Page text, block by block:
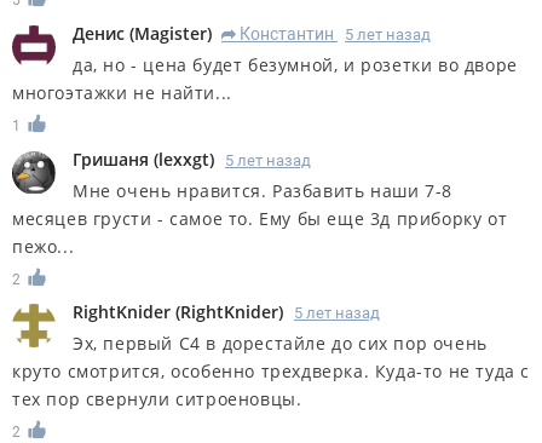
Денис (Magister) R Константин 5 лет назад
да, но - цена будет безумной, и розетки во дворе
многоэтажки не найти...
1
Гришаня (lexxgt) 5 лет назад
Мне очень нравится. Разбавить наши 7-8
месяцев грусти - самое то. Ему бы еще 3д приборку от
пежо...
2
RightKnider (RightKnider) 5 лет назад
Эх, первый С4 в дорестайле до сих пор очень
круто смотрится, особенно трехдверка. Куда-то не туда с
тех пор свернули ситроеновцы.
2